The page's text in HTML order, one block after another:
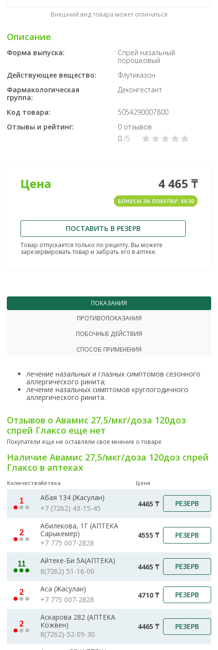
Внешний вид товара может отличаться
Описание
Форма выпуска:
Спрей назальный
порошковый
Действующее вещество:
Флутиказон
Фармакологическая
группа:
Деконгестант
Код товара:
5054290007800
Отзывы и рейтинг:
0 отзывов
0 /5
Цена 4 465 ₸
БОНУСЫ ЗА ПОКУПКУ: 89.30
ПОСТАВИТЬ В РЕЗЕРВ
Товар отпускается только по рецепту. Вы можете
зарезервировать товар и забрать его в аптеке.
ПОКАЗАНИЯ
ПРОТИВОПОКАЗАНИЯ
ПОБОЧНЫЕ ДЕЙСТВИЯ
СПОСОБ ПРИМЕНЕНИЯ
лечение назальных и глазных симптомов сезонного
аллергического ринита;
лечение назальных симптомов круглогодичного
аллергического ринита.
Отзывов о Авамис 27,5/мкг/доза 120доз
спрей Глаксо еще нет
Покупатели еще не оставляли свое мнение о товаре
Наличие Авамис 27,5/мкг/доза 120доз спрей
Глаксо в аптеках
КоличествоАптека Цена
1
Абая 134 (Жасулан)
+7 (7262) 43-15-45
4465 ₸ РЕЗЕРВ
2
Абилекова, 1Г (АПТЕКА
Сарыкемер)
+7 775 007-2828
4555 ₸ РЕЗЕРВ
11
Айтеке-Би 5А(АПТЕКА)
8(7262) 51-16-00
4465 ₸ РЕЗЕРВ
2
Аса (Жасулан)
+7 775 007-2828
4710 ₸ РЕЗЕРВ
2
Аскарова 282 (АПТЕКА
Кожвен)
8(7262)-52-09-30
4465 ₸ РЕЗЕРВ